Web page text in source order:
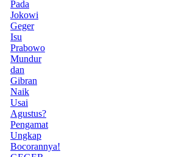
Pada
Jokowi
Geger
Isu
Prabowo
Mundur
dan
Gibran
Naik
Usai
Agustus?
Pengamat
Ungkap
Bocorannya!